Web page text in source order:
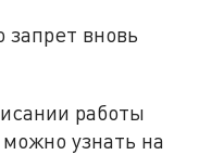
запрет вновь
работы
узнать на